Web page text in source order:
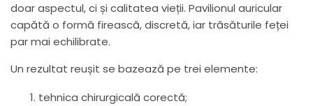
doar aspectul, ci și calitatea vieții. Pavilionul auricular
capătă o formă firească, discretă, iar trăsăturile feței
par mai echilibrate.
Un rezultat reușit se bazează pe trei elemente:
tehnica chirurgicală corectă;